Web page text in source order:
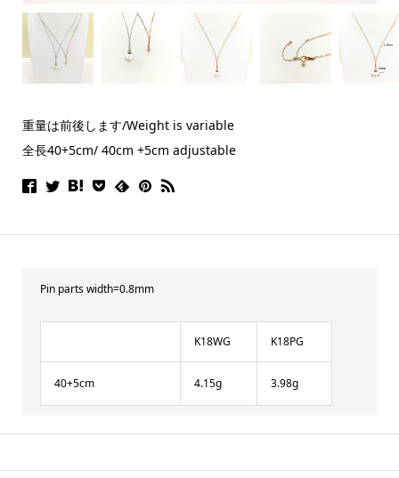
重量は前後します/Weight is variable
全長40+5cm/ 40cm +5cm adjustable
Pin parts width=0.8mm
K18WG K18PG
40+5cm 4.15g 3.98g